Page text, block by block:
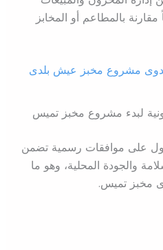
بالمطاعم أو المخابز
مشروع مخبز عيش بلدى
لبدء مشروع مخبز تميس
على موافقات رسمية تضمن
والجودة المحلية، وهو ما
مخبز تميس.